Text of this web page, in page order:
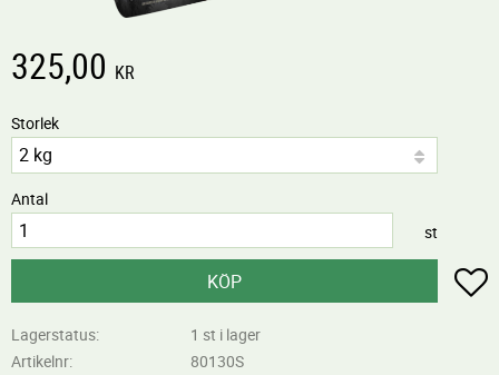
325,00 KR
Storlek
Antal
st
KÖP
Lagerstatus
1 st i lager
Artikelnr
80130S